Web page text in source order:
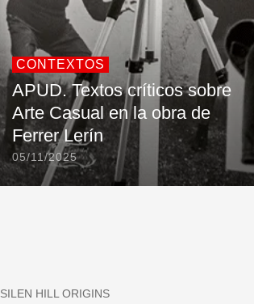
CONTEXTOS
APUD. Textos críticos sobre
Arte Casual en la obra de
Ferrer Lerín
05/11/2025
SILEN HILL ORIGINS